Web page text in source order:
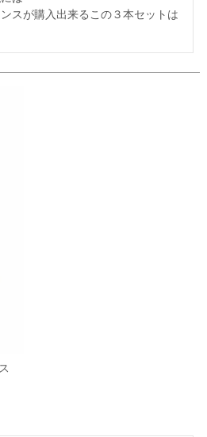
スが購入出来るこの３本セットは